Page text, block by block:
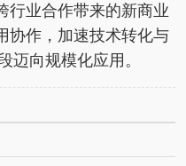
行业合作带来的新商业
协作，加速技术转化与
迈向规模化应用。